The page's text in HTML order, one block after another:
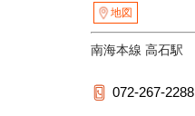
地図
南海本線 高石駅
072-267-2288